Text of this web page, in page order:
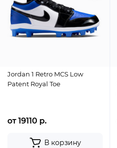
Jordan 1 Retro MCS Low
Patent Royal Toe
от 19110 р.
В корзину